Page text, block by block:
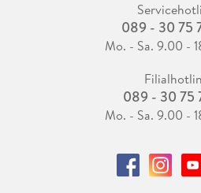
089 - 30 75
Mo. - Sa. 9.00 -
089 - 30 75
Mo. - Sa. 9.00 -